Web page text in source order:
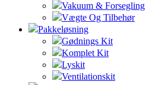
Vakuum & Forsegling
Vægte Og Tilbehør
Pakkeløsning
Gødnings Kit
Komplet Kit
Lyskit
Ventilationskit